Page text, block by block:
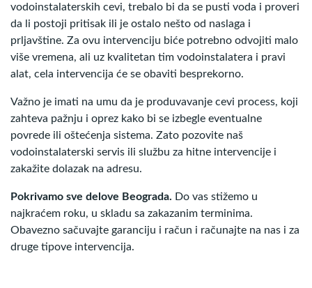
vodoinstalaterskih cevi, trebalo bi da se pusti voda i proveri
da li postoji pritisak ili je ostalo nešto od naslaga i
prljavštine. Za ovu intervenciju biće potrebno odvojiti malo
više vremena, ali uz kvalitetan tim vodoinstalatera i pravi
alat, cela intervencija će se obaviti besprekorno.
Važno je imati na umu da je produvavanje cevi process, koji
zahteva pažnju i oprez kako bi se izbegle eventualne
povrede ili oštećenja sistema. Zato pozovite naš
vodoinstalaterski servis ili službu za hitne intervencije i
zakažite dolazak na adresu.
Pokrivamo sve delove Beograda. Do vas stižemo u
najkraćem roku, u skladu sa zakazanim terminima.
Obavezno sačuvajte garanciju i račun i računajte na nas i za
druge tipove intervencija.